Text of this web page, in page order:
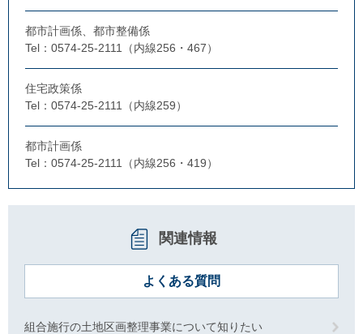
都市計画係、都市整備係
Tel：0574-25-2111（内線256・467）
住宅政策係
Tel：0574-25-2111（内線259）
都市計画係
Tel：0574-25-2111（内線256・419）
関連情報
よくある質問
組合施行の土地区画整理事業について知りたい